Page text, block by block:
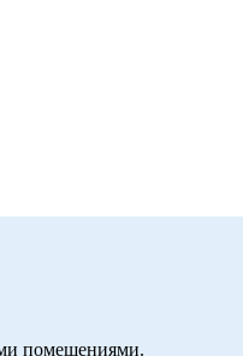
помещениями.